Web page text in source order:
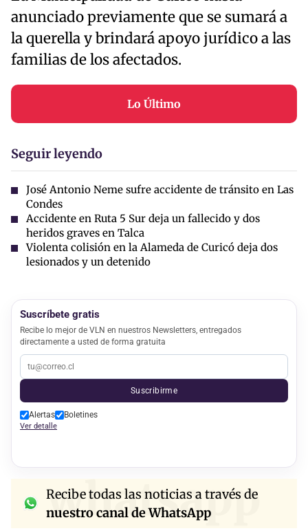
anunciado previamente que se sumará a
la querella y brindará apoyo jurídico a las
familias de los afectados.
Lo Último
Seguir leyendo
José Antonio Neme sufre accidente de tránsito en Las
Condes
Accidente en Ruta 5 Sur deja un fallecido y dos
heridos graves en Talca
Violenta colisión en la Alameda de Curicó deja dos
lesionados y un detenido
Suscríbete gratis
Recibe lo mejor de VLN en nuestros Newsletters, entregados
directamente a usted de forma gratuita
Suscribirme
Alertas Boletines
Ver detalle
whatsapp
Recibe todas las noticias a través de
nuestro canal de WhatsApp